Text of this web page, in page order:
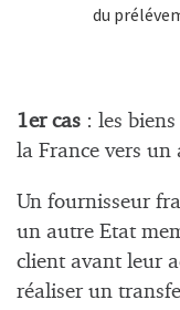
du
1er cas : les
la France vers un
Un fournisseur
un autre Etat
client avant leur
réaliser un